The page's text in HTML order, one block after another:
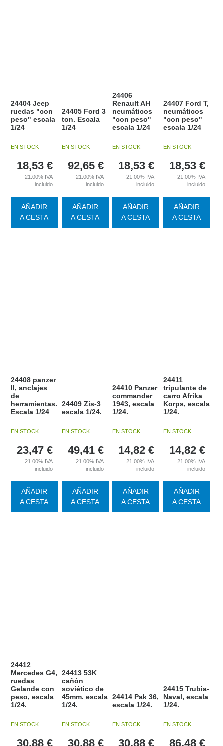
24404 Jeep
ruedas "con
peso" escala
1/24
EN STOCK
18,53 €
21.00% IVA
incluido
AÑADIR
A CESTA
24405 Ford 3
ton. Escala
1/24
EN STOCK
92,65 €
21.00% IVA
incluido
AÑADIR
A CESTA
24406
Renault AH
neumáticos
"con peso"
escala 1/24
EN STOCK
18,53 €
21.00% IVA
incluido
AÑADIR
A CESTA
24407 Ford T,
neumáticos
"con peso"
escala 1/24
EN STOCK
18,53 €
21.00% IVA
incluido
AÑADIR
A CESTA
24408 panzer
II, anclajes
de
herramientas.
Escala 1/24
EN STOCK
23,47 €
21.00% IVA
incluido
AÑADIR
A CESTA
24409 Zis-3
escala 1/24.
EN STOCK
49,41 €
21.00% IVA
incluido
AÑADIR
A CESTA
24410 Panzer
commander
1943, escala
1/24.
EN STOCK
14,82 €
21.00% IVA
incluido
AÑADIR
A CESTA
24411
tripulante de
carro Afrika
Korps, escala
1/24.
EN STOCK
14,82 €
21.00% IVA
incluido
AÑADIR
A CESTA
24412
Mercedes G4,
ruedas
Gelande con
peso, escala
1/24.
EN STOCK
30,88 €
24413 53K
cañón
soviético de
45mm. escala
1/24.
EN STOCK
30,88 €
24414 Pak 36,
escala 1/24.
EN STOCK
30,88 €
24415 Trubia-
Naval, escala
1/24.
EN STOCK
86,48 €